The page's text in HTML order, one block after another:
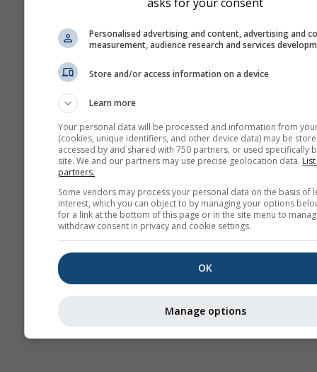
Сезонний
Personalised advertising and content, advertising and
measurement, audience research and services
Store and/or access information on a device
Learn more
Your personal data will be processed and information from
(cookies, unique identifiers, and other device data) may be
accessed by and shared with 750 partners, or used specifically
site. We and our partners may use precise geolocation data.
partners.
Some vendors may process your personal data on the basis of
interest, which you can object to by managing your options
for a link at the bottom of this page or in the site menu to
withdraw consent in privacy and cookie settings.
OK
Manage options